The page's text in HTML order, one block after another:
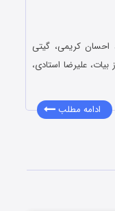
احسان کریمی، گیتی
علیرضا استادی،
ادامه مطلب